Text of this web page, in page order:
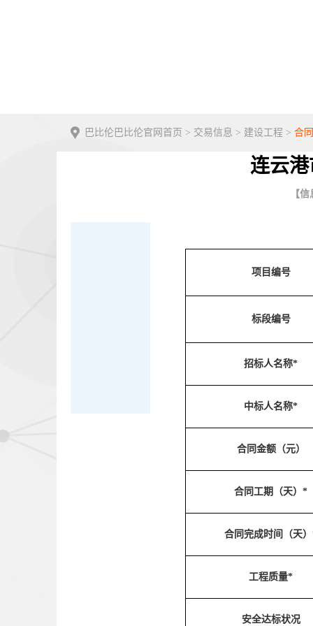
巴比伦巴比伦官网首页 > 交易信息 > 建设工程 > 合
连云
【
项目编号
标段编号
招标人名称*
中标人名称*
合同金额（元）
合同工期（天）*
合同完成时间（天
工程质量*
安全达标状况